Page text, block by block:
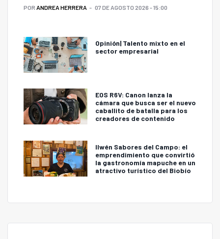
POR ANDREA HERRERA 07 DE AGOSTO 2026 - 15:00
Opinión| Talento mixto en el
sector empresarial
EOS R6V: Canon lanza la
cámara que busca ser el nuevo
caballito de batalla para los
creadores de contenido
Ilwén Sabores del Campo: el
emprendimiento que convirtió
la gastronomía mapuche en un
atractivo turístico del Biobío